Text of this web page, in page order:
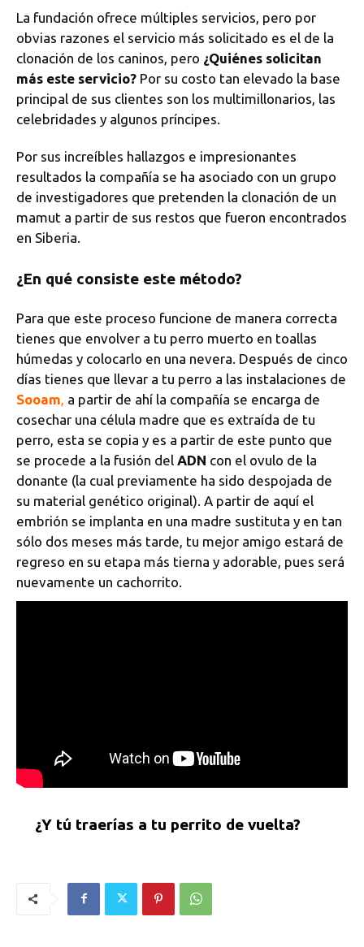
La fundación ofrece múltiples servicios, pero por
obvias razones el servicio más solicitado es el de la
clonación de los caninos, pero ¿Quiénes solicitan
más este servicio? Por su costo tan elevado la base
principal de sus clientes son los multimillonarios, las
celebridades y algunos príncipes.
Por sus increíbles hallazgos e impresionantes
resultados la compañía se ha asociado con un grupo
de investigadores que pretenden la clonación de un
mamut a partir de sus restos que fueron encontrados
en Siberia.
¿En qué consiste este método?
Para que este proceso funcione de manera correcta
tienes que envolver a tu perro muerto en toallas
húmedas y colocarlo en una nevera. Después de cinco
días tienes que llevar a tu perro a las instalaciones de
Sooam, a partir de ahí la compañía se encarga de
cosechar una célula madre que es extraída de tu
perro, esta se copia y es a partir de este punto que
se procede a la fusión del ADN con el ovulo de la
donante (la cual previamente ha sido despojada de
su material genético original). A partir de aquí el
embrión se implanta en una madre sustituta y en tan
sólo dos meses más tarde, tu mejor amigo estará de
regreso en su etapa más tierna y adorable, pues será
nuevamente un cachorrito.
¿Y tú traerías a tu perrito de vuelta?